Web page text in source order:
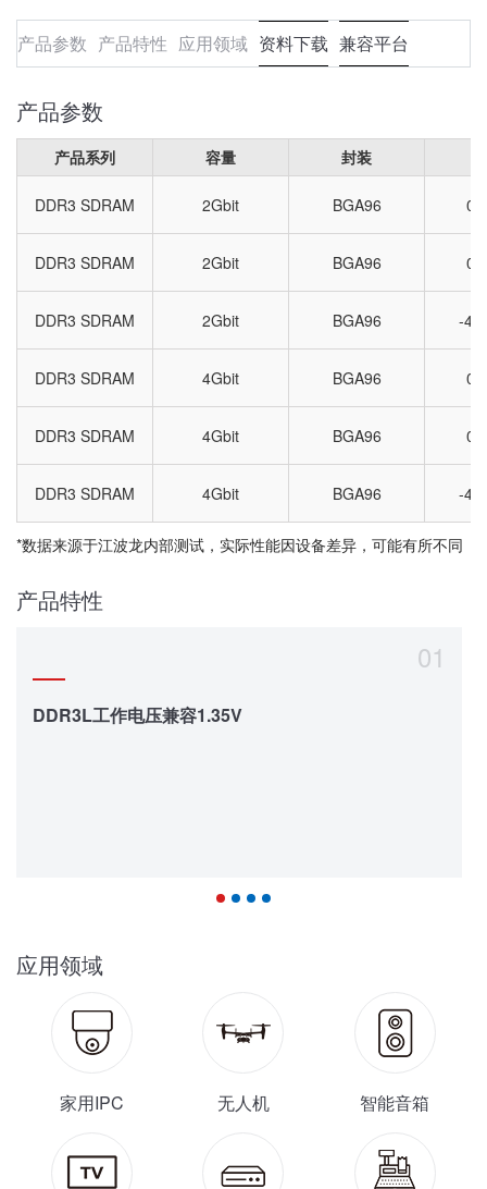
产品参数 产品特性 应用领域 资料下载 兼容平台
产品参数
产品系列 容量 封装
DDR3 SDRAM 2Gbit BGA96
DDR3 SDRAM 2Gbit BGA96
DDR3 SDRAM 2Gbit BGA96 -
DDR3 SDRAM 4Gbit BGA96
DDR3 SDRAM 4Gbit BGA96
DDR3 SDRAM 4Gbit BGA96 -
*数据来源于江波龙内部测试，实际性能因设备差异，可能有所不同
产品特性
01
DDR3L工作电压兼容1.35V
应用领域
家用IPC 无人机 智能音箱